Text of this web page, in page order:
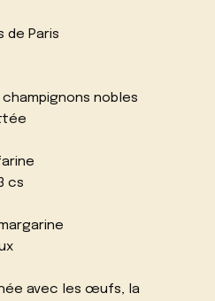
de Paris
nobles
cs
avec les œufs, la